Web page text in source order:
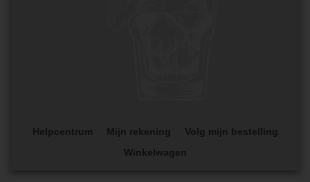
Helpcentrum Mijn rekening
Volg mijn bestelling
Winkelwagen